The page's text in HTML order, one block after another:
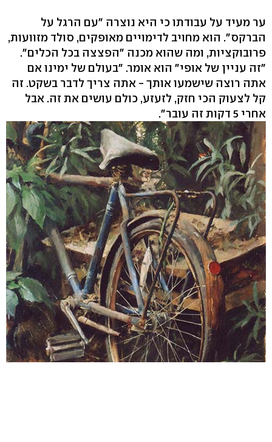
ער מעיד על עבודתו כי היא נוצרה "עם הרגל על
הברקס". הוא מחויב לדימויים מאופקים, סולד מזוועות,
פרובוקציות, ומה שהוא מכנה "הפצצה בכל הכלים".
"זה עניין של אופי" הוא אומר. "בעולם של ימינו אם
אתה רוצה שישמעו אותך - אתה צריך לדבר בשקט. זה
קל לצעוק הכי חזק, לזעזע, כולם עושים את זה. אבל
אחרי 5 דקות זה עובר".